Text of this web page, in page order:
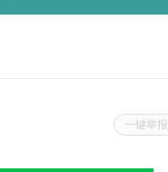
一键举报